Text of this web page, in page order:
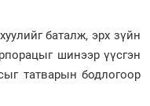
баталж, эрх зүйн
шинээр үүсгэн
татварын бодлогоор